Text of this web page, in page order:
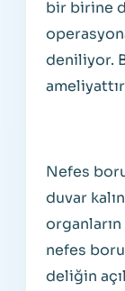
bir birine
deniliyor.
Nefes
duvar
organların
nefes
deliğin